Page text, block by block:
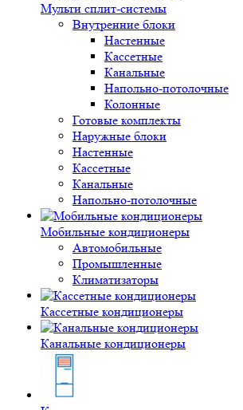
Мульти сплит-системы
Внутренние блоки
Настенные
Кассетные
Канальные
Напольно-потолочные
Колонные
Готовые комплекты
Наружные блоки
Настенные
Кассетные
Канальные
Напольно-потолочные
Мобильные кондиционеры
Автомобильные
Промышленные
Климатизаторы
Кассетные кондиционеры
Канальные кондиционеры